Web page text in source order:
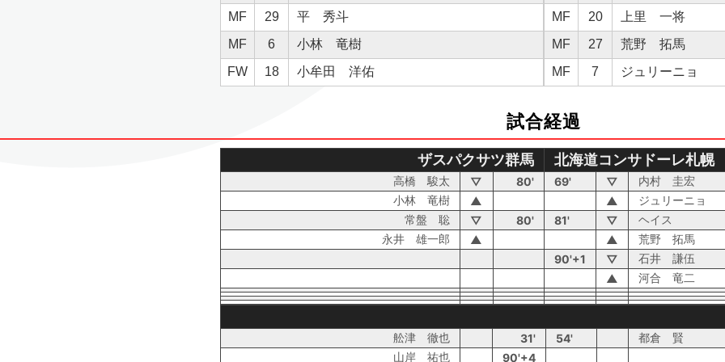
MF 29
平 秀斗
MF
6
小林 竜樹
FW
18 小牟田 洋佑
MF 20
上里 一将
MF
27
荒野 拓馬
MF
7 ジュリーニョ
試合経過
ザスパクサツ群馬 北海道コンサドーレ札幌
高橋 駿太 ▽ 80' 69' ▽
内村 圭宏
小林 竜樹
▲ ▲
ジュリーニョ
常盤 聡
▽ 80' 81' ▽
ヘイス
永井 雄一郎
▲ ▲
荒野 拓馬
90'+1
▽
石井 謙伍
▲
河合 竜二
舩津 徹也 31' 54'
都倉 賢
山岸 祐也
90'+4